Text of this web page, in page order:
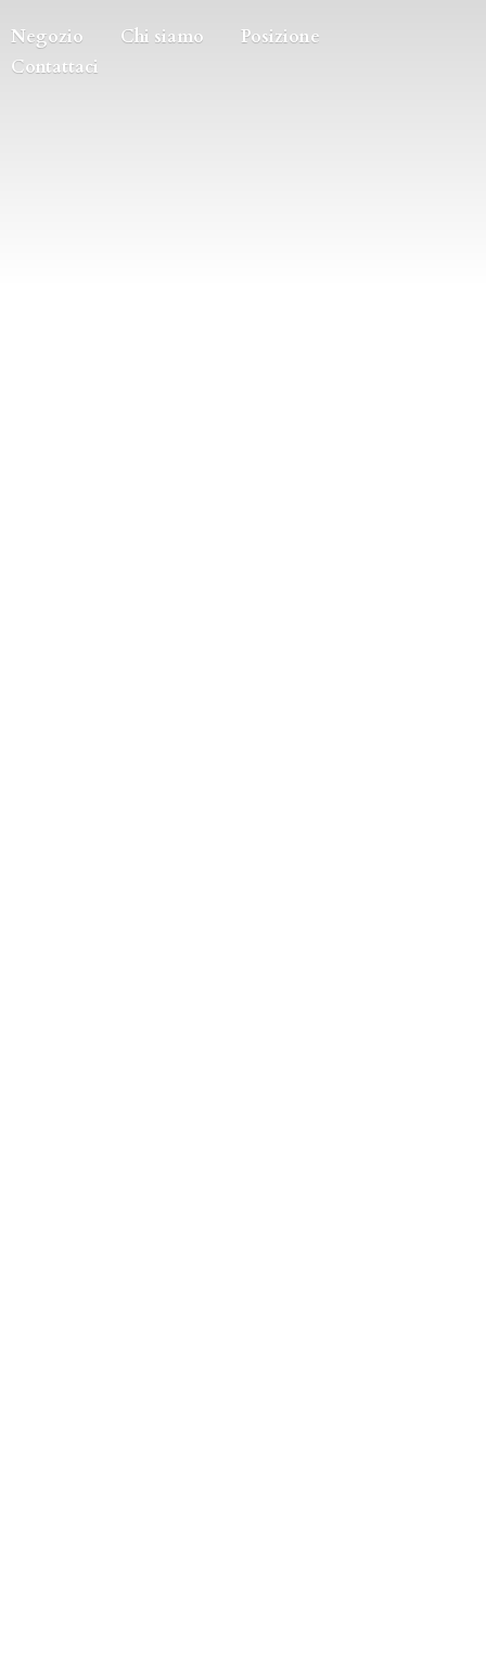
Negozio Chi siamo
Posizione
Contattaci